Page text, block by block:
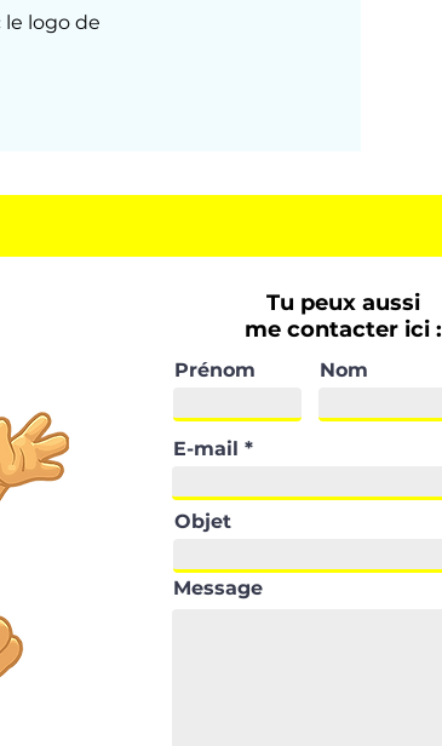
le logo de
Tu peux aussi
me contacter ici :
Prénom Nom
E-mail
Objet
Message